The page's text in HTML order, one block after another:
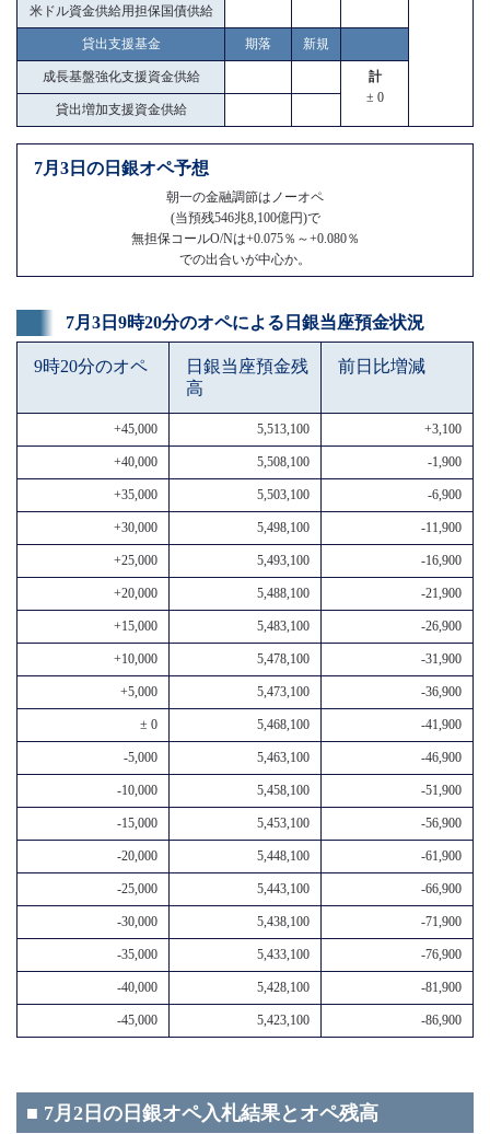
米ドル資金供給用担保国債供給
貸出支援基金 期落 新規
成長基盤強化支援資金供給
計
± 0
貸出増加支援資金供給
7月3日の日銀オペ予想
朝一の金融調節はノーオペ
(当預残546兆8,100億円)で
無担保コールO/Nは+0.075％～+0.080％
での出合いが中心か。
7月3日9時20分のオペによる日銀当座預金状況
9時20分のオペ
日銀当座預金残
高
前日比増減
+45,000 5,513,100 +3,100
+40,000 5,508,100 -1,900
+35,000 5,503,100 -6,900
+30,000 5,498,100 -11,900
+25,000 5,493,100 -16,900
+20,000 5,488,100 -21,900
+15,000 5,483,100 -26,900
+10,000 5,478,100 -31,900
+5,000 5,473,100 -36,900
± 0 5,468,100 -41,900
-5,000 5,463,100 -46,900
-10,000 5,458,100 -51,900
-15,000 5,453,100 -56,900
-20,000 5,448,100 -61,900
-25,000 5,443,100 -66,900
-30,000 5,438,100 -71,900
-35,000 5,433,100 -76,900
-40,000 5,428,100 -81,900
-45,000 5,423,100 -86,900
■ 7月2日の日銀オペ入札結果とオペ残高